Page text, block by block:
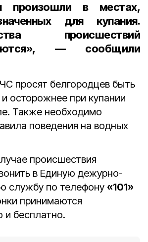
произошли в местах,
для купания.
происшествий
— сообщили
просят белгородцев быть
осторожнее при купании
Также необходимо
поведения на водных
происшествия
в Единую дежурно-
службу по телефону «101»
принимаются
и бесплатно.